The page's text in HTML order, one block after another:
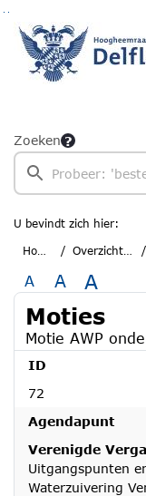
Zoeken
U bevindt zich hier:
Home
Overzichten
A A A
Moties
Motie AWP
ID
72
Agendapunt
Verenigde
Uitgangspunten
Waterzuivering